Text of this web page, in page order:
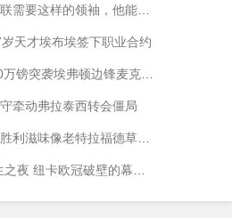
这样的领袖，他能带来质变
天才埃布埃签下职业合约
突袭埃弗顿边锋麦克尼尔
牵动弗拉泰西转会僵局
味像老特拉福德草皮一样新鲜
纽卡欧冠破壁的幕后英雄